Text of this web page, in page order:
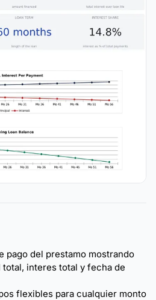
pago del prestamo mostrando
total, interes total y fecha de
flexibles para cualquier monto